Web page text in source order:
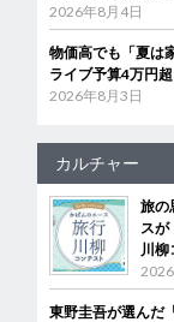
2026年8月4日
物価高でも「夏は
ライブ予算4万円
2026年8月3日
カルチャー
旅の
スが
川柳
東野圭吾が選んだ